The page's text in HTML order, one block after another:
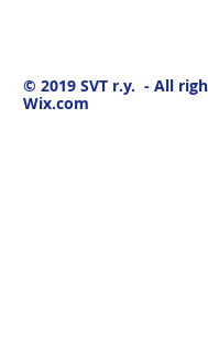
© 2019 SVT r.y. - All
Wix.com